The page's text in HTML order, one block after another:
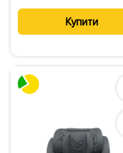
Купити